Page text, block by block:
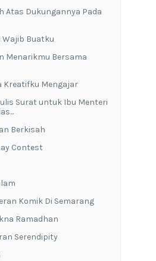
Atas Dukungannya Pada
Wajib Buatku
Menarikmu Bersama
Kreatifku Mengajar
Surat untuk Ibu Menteri
Berkisah
Contest
Komik Di Semarang
Ramadhan
Serendipity